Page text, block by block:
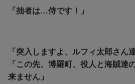
「拙者は…侍です！」
「突入しますよ、ルフィ太郎さん達
「この先、博羅町、役人と海賊達
来ません」